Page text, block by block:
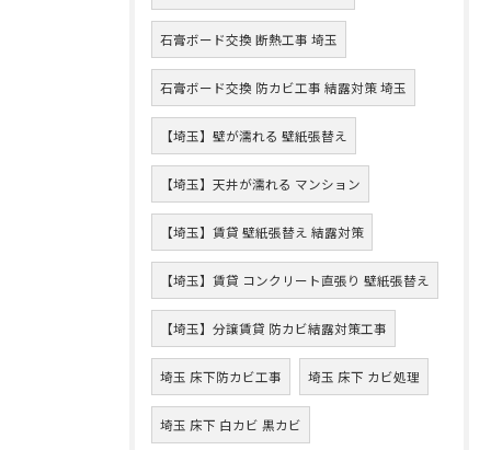
石膏ボード交換 断熱工事 埼玉
石膏ボード交換 防カビ工事 結露対策 埼玉
【埼玉】壁が濡れる 壁紙張替え
【埼玉】天井が濡れる マンション
【埼玉】賃貸 壁紙張替え 結露対策
【埼玉】賃貸 コンクリート直張り 壁紙張替え
【埼玉】分譲賃貸 防カビ結露対策工事
埼玉 床下防カビ工事 埼玉 床下 カビ処理
埼玉 床下 白カビ 黒カビ